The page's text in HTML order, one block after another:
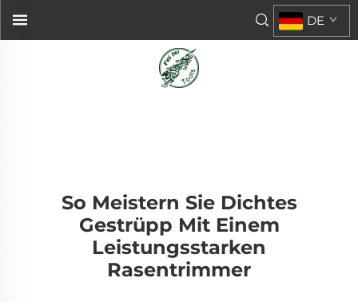
DE
So Meistern Sie Dichtes
Gestrüpp Mit Einem
Leistungsstarken
Rasentrimmer